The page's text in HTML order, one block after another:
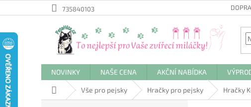
na
735840103
NOVINKY NAŠE CENA AKČNÍ NABÍDKA
Domů Vše pro pejsky Hračky pro pejsky Hračky